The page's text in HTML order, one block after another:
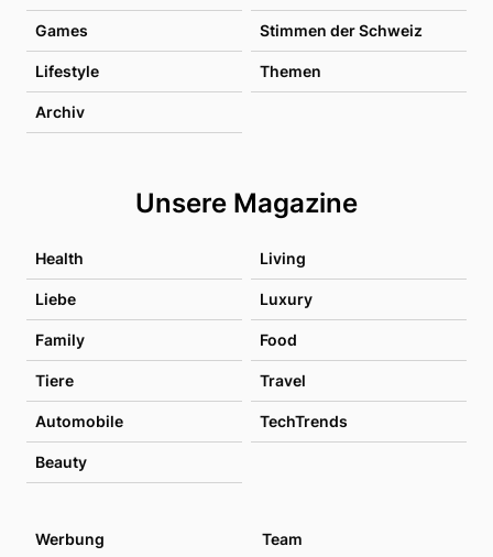
Games Stimmen der Schweiz
Lifestyle Themen
Archiv
Unsere Magazine
Health Living
Liebe Luxury
Family Food
Tiere Travel
Automobile TechTrends
Beauty
Werbung Team